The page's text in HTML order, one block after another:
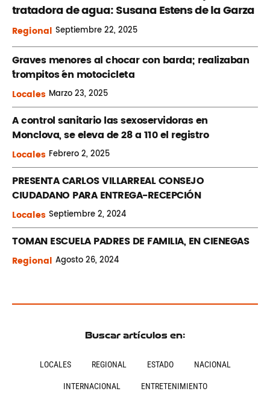
tratadora de agua: Susana Estens de la Garza
Regional Septiembre22, 2025
Graves menores al chocar con barda; realizaban
´trompitos ´en motocicleta
Locales Marzo23, 2025
A control sanitario las sexoservidoras en
Monclova, se eleva de 28 a 110 el registro
Locales Febrero2, 2025
PRESENTA CARLOS VILLARREAL CONSEJO
CIUDADANO PARA ENTREGA-RECEPCIÓN
Locales Septiembre2, 2024
TOMAN ESCUELA PADRES DE FAMILIA, EN CIENEGAS
Regional Agosto26, 2024
Buscar artículos en:
LOCALES REGIONAL ESTADO NACIONAL
INTERNACIONAL ENTRETENIMIENTO